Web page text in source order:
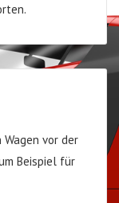
vor der
Beispiel für